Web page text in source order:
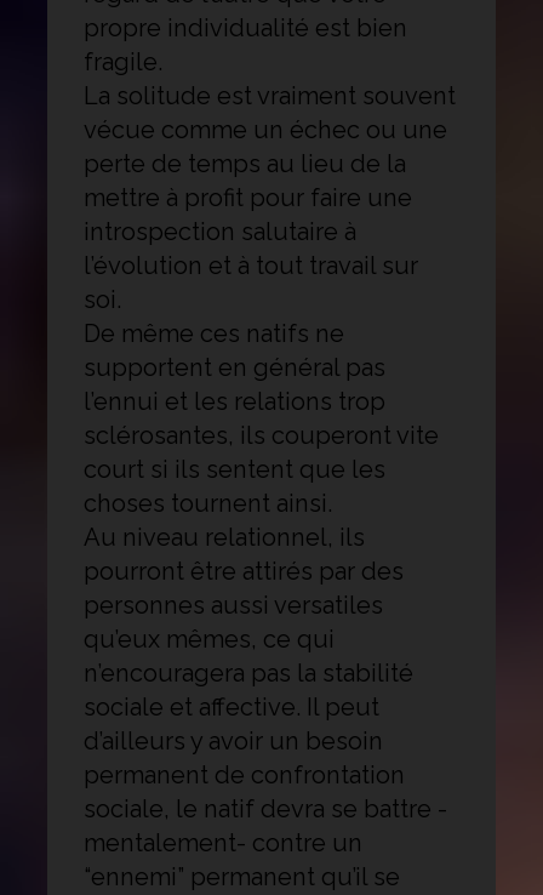
propre individualité est bien
fragile.
La solitude est vraiment souvent
vécue comme un échec ou une
perte de temps au lieu de la
mettre à profit pour faire une
introspection salutaire à
l’évolution et à tout travail sur
soi.
De même ces natifs ne
supportent en général pas
l’ennui et les relations trop
sclérosantes, ils couperont vite
court si ils sentent que les
choses tournent ainsi.
Au niveau relationnel, ils
pourront être attirés par des
personnes aussi versatiles
qu’eux mêmes, ce qui
n’encouragera pas la stabilité
sociale et affective. Il peut
d’ailleurs y avoir un besoin
permanent de confrontation
sociale, le natif devra se battre -
mentalement- contre un
“ennemi” permanent qu’il se